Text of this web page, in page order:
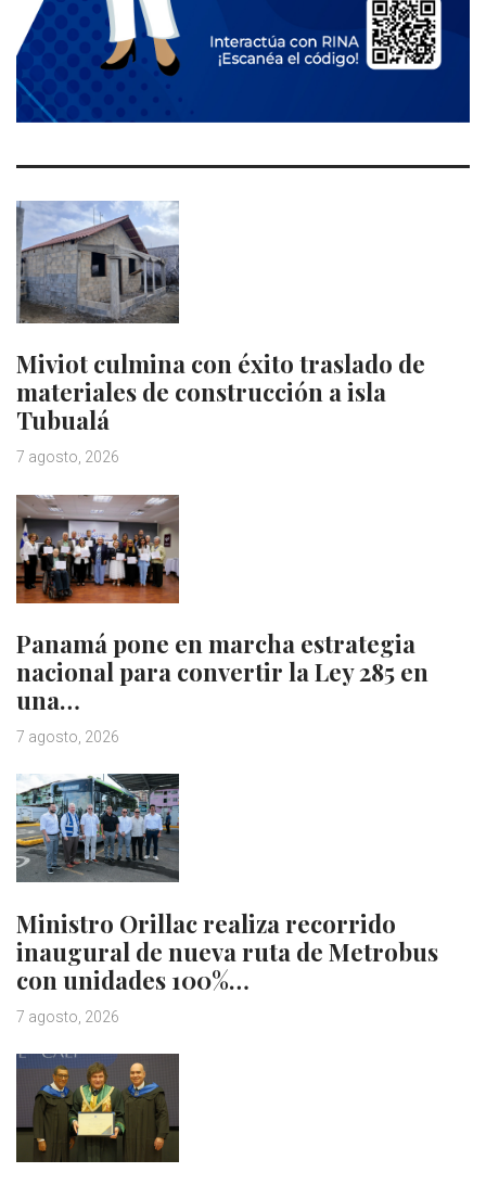
Miviot culmina con éxito traslado de
materiales de construcción a isla
Tubualá
7 agosto, 2026
Panamá pone en marcha estrategia
nacional para convertir la Ley 285 en
una…
7 agosto, 2026
Ministro Orillac realiza recorrido
inaugural de nueva ruta de Metrobus
con unidades 100%…
7 agosto, 2026